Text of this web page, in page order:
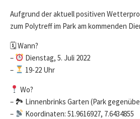
Aufgrund der aktuell positiven
zum Polytreff im Park am kommenden
🗓 Wann?
–
Dienstag, 5. Juli 2022
–
19-22 Uhr
Wo?
– 🏞 Linnenbrinks Garten (Park
–
Koordinaten: 51.9616927, 7.6434855